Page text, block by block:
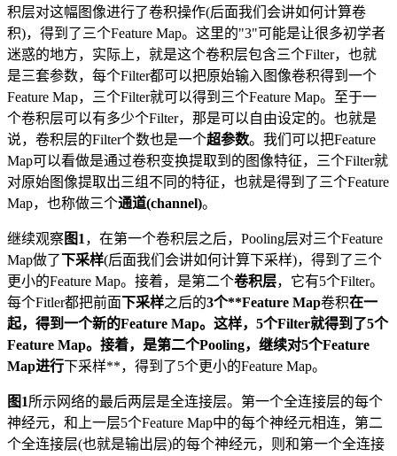
积层对这幅图像进行了卷积操作(后面我们会讲如何计算卷
积)，得到了三个Feature Map。这里的"3"可能是让很多初学者
迷惑的地方，实际上，就是这个卷积层包含三个Filter，也就
是三套参数，每个Filter都可以把原始输入图像卷积得到一个
Feature Map，三个Filter就可以得到三个Feature Map。至于一
个卷积层可以有多少个Filter，那是可以自由设定的。也就是
说，卷积层的Filter个数也是一个超参数。我们可以把Feature
Map可以看做是通过卷积变换提取到的图像特征，三个Filter就
对原始图像提取出三组不同的特征，也就是得到了三个Feature
Map，也称做三个通道(channel)。
继续观察图1，在第一个卷积层之后，Pooling层对三个Feature
Map做了
下采样(后面我们会讲如何计算下采样)，得到了三个
更小的Feature Map。接着，是第二个卷积层，它有5个Filter。
每个Fitler都把前面 下采样之后的3个**Feature Map卷积在一
起，得到一个新的Feature Map。这样，5个Filter就得到了5个
Feature Map。接着，是第二个Pooling，继续对5个Feature
Map进行 下采样**，得到了5个更小的Feature Map。
图1所示网络的最后两层是全连接层。第一个全连接层的每个
神经元，和上一层5个Feature Map中的每个神经元相连，第二
个全连接层(也就是输出层)的每个神经元，则和第一个全连接